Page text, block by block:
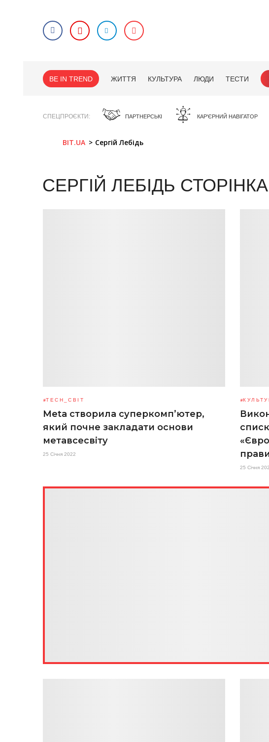
BE IN TREND ЖИТТЯ КУЛЬТУРА ЛЮДИ ТЕСТИ
СПЕЦПРОЄКТИ ПАРТНЕРСЬКІ КАР'ЄРНИЙ НАВІГАТОР
BIT.UA Сергій Лебідь
СЕРГІЙ ЛЕБІДЬ
TECH_СВІТ
Meta створила суперкомп’ютер,
який почне закладати основи
метавсесвіту
25 Січня 2022
25 Січня